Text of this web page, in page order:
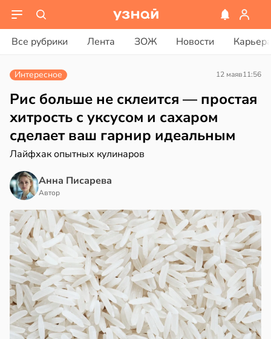
Все рубрики Лента ЗОЖ Новости
в19:55
в19:52
Интересное 12 маяв11:56
Рис больше не склеится — простая
хитрость с уксусом и сахаром
сделает ваш гарнир идеальным
Лайфхак опытных кулинаров
Анна Писарева
Автор
21:42